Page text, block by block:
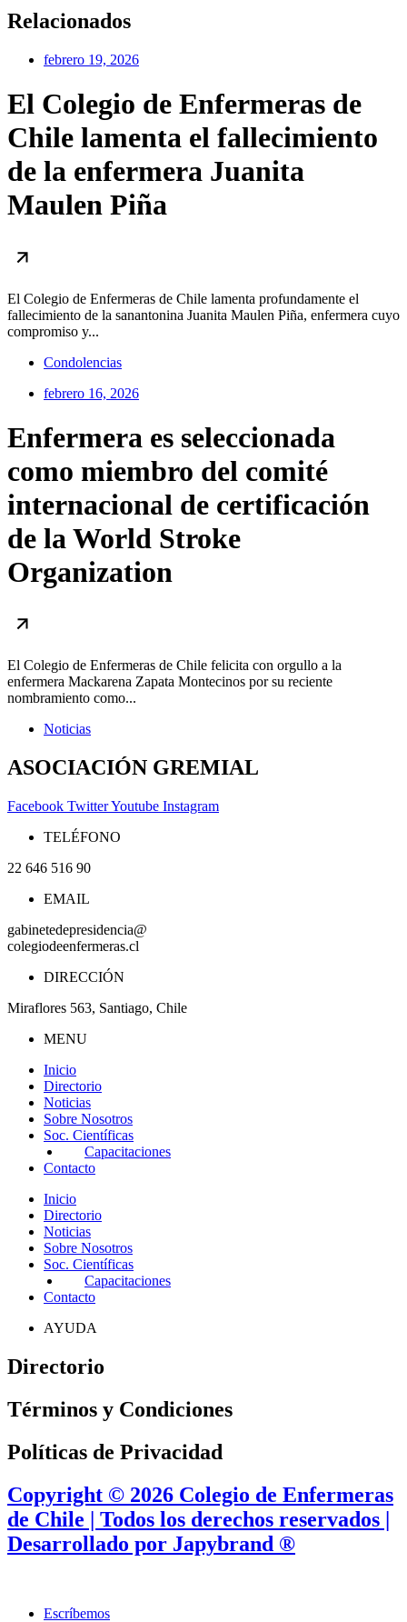
Relacionados
febrero 19, 2026
El Colegio de Enfermeras de
Chile lamenta el fallecimiento
de la enfermera Juanita
Maulen Piña
El Colegio de Enfermeras de Chile lamenta profundamente el
fallecimiento de la sanantonina Juanita Maulen Piña, enfermera cuyo
compromiso y...
Condolencias
febrero 16, 2026
Enfermera es seleccionada
como miembro del comité
internacional de certificación
de la World Stroke
Organization
El Colegio de Enfermeras de Chile felicita con orgullo a la
enfermera Mackarena Zapata Montecinos por su reciente
nombramiento como...
Noticias
ASOCIACIÓN GREMIAL
Facebook TwitterYoutube Instagram
TELÉFONO
22 646 516 90
EMAIL
gabinetedepresidencia@
colegiodeenfermeras.cl
DIRECCIÓN
Miraflores 563, Santiago, Chile
MENU
Inicio
Directorio
Noticias
Sobre Nosotros
Soc. Científicas
Capacitaciones
Contacto
Inicio
Directorio
Noticias
Sobre Nosotros
Soc. Científicas
Capacitaciones
Contacto
AYUDA
Directorio
Términos y Condiciones
Políticas de Privacidad
Copyright © 2026 Colegio de Enfermeras
de Chile | Todos los derechos reservados |
Desarrollado por Japybrand ®
Escríbemos